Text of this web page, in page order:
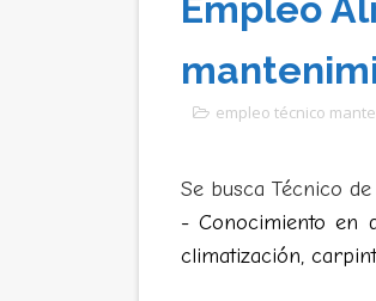
Empleo
empleo técnico
Se busca Técnico
- Conocimiento en
climatización,